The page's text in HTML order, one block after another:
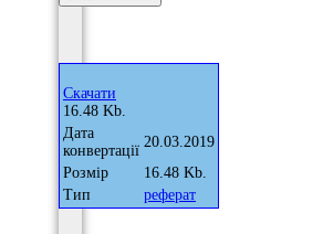
Скачати
16.48 Kb.
Дата
конвертації
20.03.2019
Розмір
16.48 Kb.
Тип
реферат